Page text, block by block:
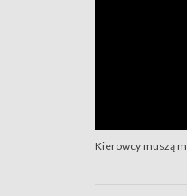
Kierowcy muszą